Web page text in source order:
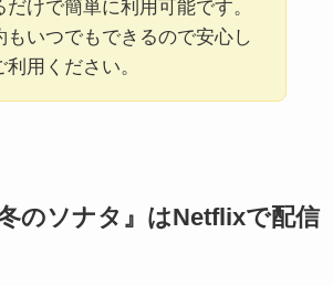
だけで簡単に利用可能です。
もいつでもできるので安心し
利用ください。
のソナタ』はNetflixで配信